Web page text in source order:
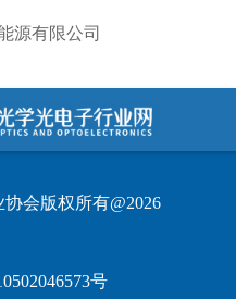
源有限公司
会版权所有@2026
号